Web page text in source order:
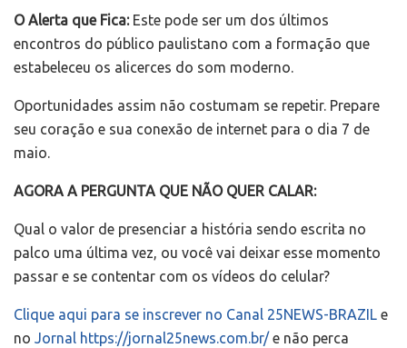
O Alerta que Fica:Este pode ser um dos últimos
encontros do público paulistano com a formação que
estabeleceu os alicerces do som moderno.
Oportunidades assim não costumam se repetir. Prepare
seu coração e sua conexão de internet para o dia 7 de
maio.
AGORA A PERGUNTA QUE NÃO QUER CALAR:
Qual o valor de presenciar a história sendo escrita no
palco uma última vez, ou você vai deixar esse momento
passar e se contentar com os vídeos do celular?
Clique aqui para se inscrever no Canal 25NEWS-BRAZIL e
no Jornal https://jornal25news.com.br/e não perca